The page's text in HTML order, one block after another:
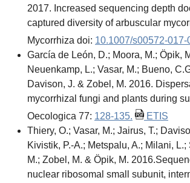
2017. Increased sequencing depth
captured diversity of arbuscular
Mycorrhiza doi: 10.1007/s00572-017-
García de León, D.; Moora, M.; Öpik,
Neuenkamp, L.; Vasar, M.; Bueno,
Davison, J. & Zobel, M. 2016.
mycorrhizal fungi and plants during
Oecologica 77: 128-135.
ETIS
Thiery, O.; Vasar, M.; Jairus, T.;
Kivistik, P.-A.; Metspalu, A.; Milani, L.;
M.; Zobel, M. & Öpik, M.
nuclear ribosomal small subunit,